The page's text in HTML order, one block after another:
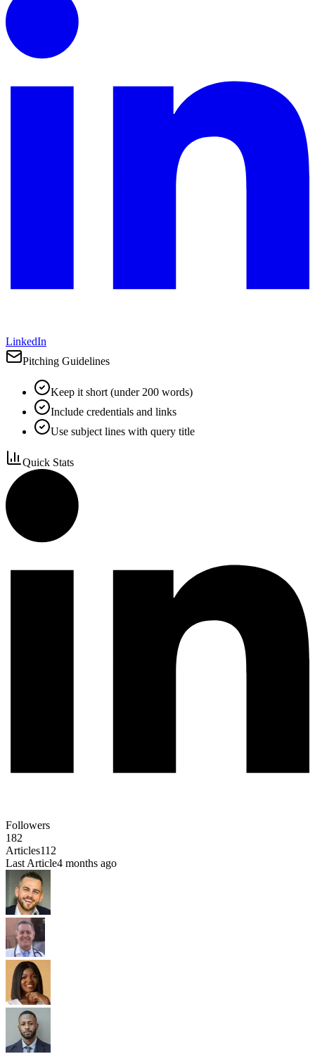
LinkedIn
Pitching Guidelines
Keep it short (under 200 words)
Include credentials and links
Use subject lines with query title
Quick Stats
Followers
182
Articles112
Last Article4 months ago